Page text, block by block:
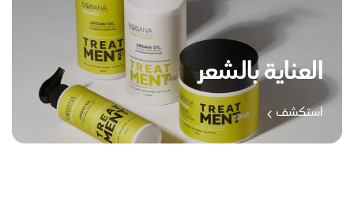
العناية بالشعر
استكشف